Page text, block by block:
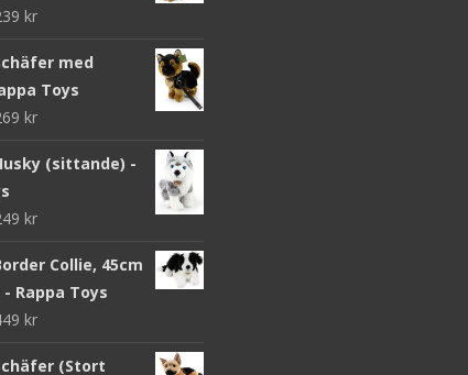
kr
med
Toys
kr
(sittande) -
kr
Collie, 45cm
Rappa Toys
kr
(Stort